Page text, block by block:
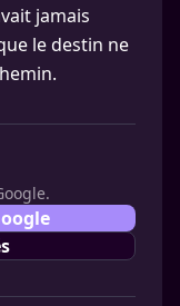
jamais
le destin ne